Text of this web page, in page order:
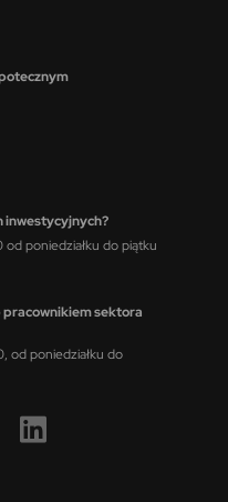
inwestycyjnych?
poniedziałku do piątku
sektora
od poniedziałku do